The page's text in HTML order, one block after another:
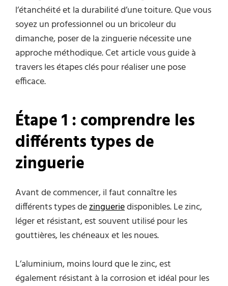
l’étanchéité et la durabilité d’une toiture. Que vous
soyez un professionnel ou un bricoleur du
dimanche, poser de la zinguerie nécessite une
approche méthodique. Cet article vous guide à
travers les étapes clés pour réaliser une pose
efficace.
Étape 1 : comprendre les
différents types de
zinguerie
Avant de commencer, il faut connaître les
différents types dezingueriedisponibles. Le zinc,
léger et résistant, est souvent utilisé pour les
gouttières, les chéneaux et les noues.
L’aluminium, moins lourd que le zinc, est
également résistant à la corrosion et idéal pour les